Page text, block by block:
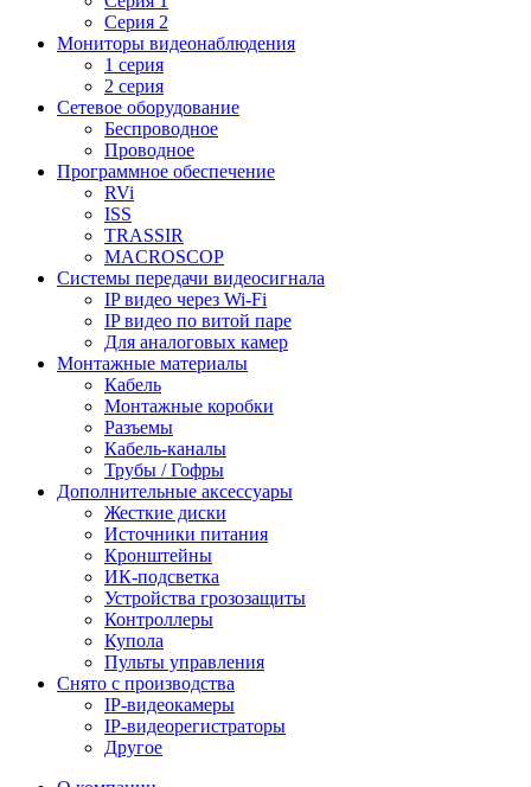
Серия 2
Мониторы видеонаблюдения
1 серия
2 серия
Сетевое оборудование
Беспроводное
Проводное
Программное обеспечение
RVi
ISS
TRASSIR
MACROSCOP
Системы передачи видеосигнала
IP видео через Wi-Fi
IP видео по витой паре
Для аналоговых камер
Монтажные материалы
Кабель
Монтажные коробки
Разъемы
Кабель-каналы
Трубы / Гофры
Дополнительные аксессуары
Жесткие диски
Источники питания
Кронштейны
ИК-подсветка
Устройства грозозащиты
Контроллеры
Купола
Пульты управления
Снято с производства
IP-видеокамеры
IP-видеорегистраторы
Другое